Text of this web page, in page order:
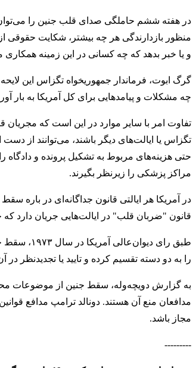
در هفته ششم حاملگی صدای قلب جنین را می‌توان
منظور بازدارندگی هر چه بیشتر، شکایت
و یا خبر بدهد که چه کسانی در این زمینه
گرگ ابوت، فرماندار جمهوریخواه تگزاس این
چه مشکلات و پیامدهایی برای کل آمریکا به بار
تفاوت امر با سایر موارد در این است که مجریان
تگزاس یا ایالت‌های دیگر باشند، می‌توانند از
حتی هزینه‌های مربوط به تشکیل پرونده و دادگاه
مراکز پزشکی را زیرنظر بگیرند.
در آمریکا هر ایالتی قانون جداگانه‌ای در باره
قانون "ضربان قلب" در ایالت‌هایی جریان دارد
طبق رای
را به دو دسته تقسیم کرده و تایید یا تجدیدنظر
به گزارش دویچه‌وله، سقط جنین از موضوعات
مدافعان منع آن هستند. دونالد ترامپ مدافع
مجاز باشد.
---------